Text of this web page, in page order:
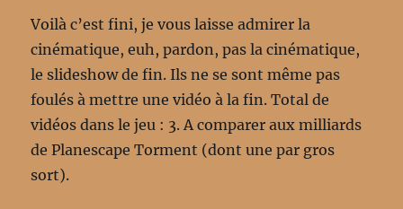
Voilà c’est fini, je vous laisse admirer la
cinématique, euh, pardon, pas la cinématique,
le slideshow de fin. Ils ne se sont même pas
foulés à mettre une vidéo à la fin. Total de
vidéos dans le jeu : 3. A comparer aux milliards
de Planescape Torment (dont une par gros
sort).